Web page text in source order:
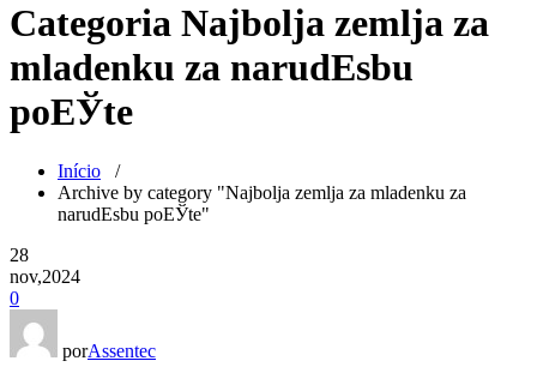
Categoria Najbolja zemlja za
mladenku za narudЕѕbu
poЕЎte
Início /
Archive by category "Najbolja zemlja za mladenku za
narudЕѕbu poЕЎte"
28
nov,2024
0
porAssentec